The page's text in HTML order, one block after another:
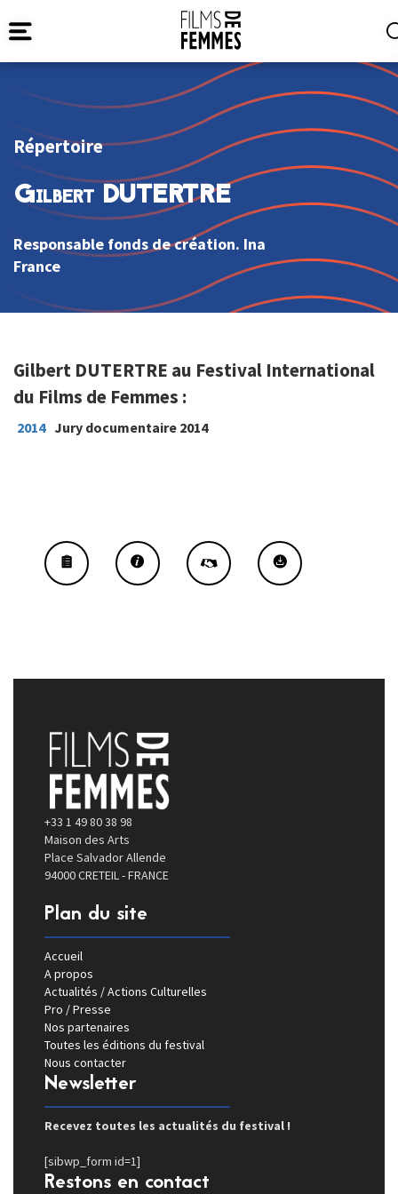
Répertoire
Gilbert DUTERTRE
Responsable fonds de création. Ina
France
Gilbert DUTERTRE au Festival International
du Films de Femmes :
2014 Jury documentaire 2014
+33 1 49 80 38 98
Maison des Arts
Place Salvador Allende
94000 CRETEIL - FRANCE
Plan du site
Accueil
A propos
Actualités / Actions Culturelles
Pro / Presse
Nos partenaires
Toutes les éditions du festival
Nous contacter
Newsletter
Recevez toutes les actualités du festival !
[sibwp_form id=1]
Restons en contact